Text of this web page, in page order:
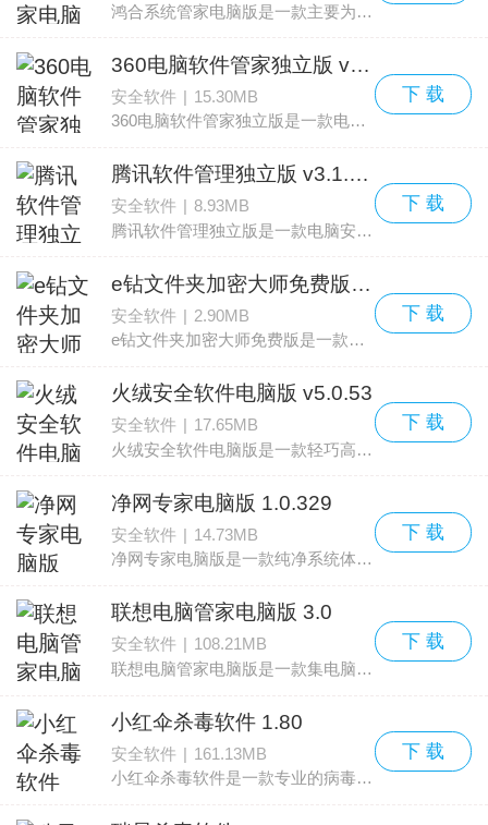
鸿合系统管家电脑版是一款主要为用户系统环境管理的保护软件。该软件可以全面扫描系统的各项内容，一键扫描可以快速诊断系统的安全状态和健康状况，并进行准确的修复。全新的监
360电脑软件管家独立版 v7.5.0
安全软件 | 15.30MB
360电脑软件管家独立版是一款电脑安全管理类软件，可以只安装360电脑软件管家，不用安装360整个程序也可以体验到电脑软件管家的所有功能，并且在软件内，每位用户还可以体验到清爽
下 载
腾讯软件管理独立版 v3.1.1442
安全软件 | 8.93MB
腾讯软件管理独立版是一款电脑安全管理类软件，每位用户都可以在本站下载到独立版本的腾讯软件管理，当然基础功能的软件下载以及软件卸载等功能通通还在，让每位用户都可以更加纯
下 载
e钻文件夹加密大师免费版 v6.8.0
安全软件 | 2.90MB
e钻文件夹加密大师免费版是一款可以对文件夹、文件进行加密的安全类软件，总有一些企业信息、企业文件内容或者是个人隐私内容不方便被人看到的情况下，都可以使用e钻文件夹加密
下 载
火绒安全软件电脑版 v5.0.53
安全软件 | 17.65MB
火绒安全软件电脑版是一款轻巧高效免费的电脑防御及杀毒类安全软件，火绒安全软件电脑版功能强大，可以全面防护我们的电脑，软件小巧，占用资源校
下 载
净网专家电脑版 1.0.329
安全软件 | 14.73MB
净网专家电脑版是一款纯净系统体验的安全类软件，每位用户均可在软件内体验到弹窗防骚扰功能以及捆绑软件阻止安装的功能，长期在网络上下载软件时都会带有一定的捆绑软件，让自己
下 载
联想电脑管家电脑版 3.0
安全软件 | 108.21MB
联想电脑管家电脑版是一款集电脑管理、驱动更新以及电脑杀毒等功能的安全软件，而联想电脑管家相对更加简洁，让每位用户都可以清爽的体验到众多软件的功能，并且在软件内更可以进
下 载
小红伞杀毒软件 1.80
安全软件 | 161.13MB
小红伞杀毒软件是一款专业的病毒杀毒类安全软件，每位用户都可以在软件内进行各类病毒的查杀，本次给大家带来的是免费版的小红伞，小红伞则拥有系统资源占用低、免费、杀毒能力强
下 载